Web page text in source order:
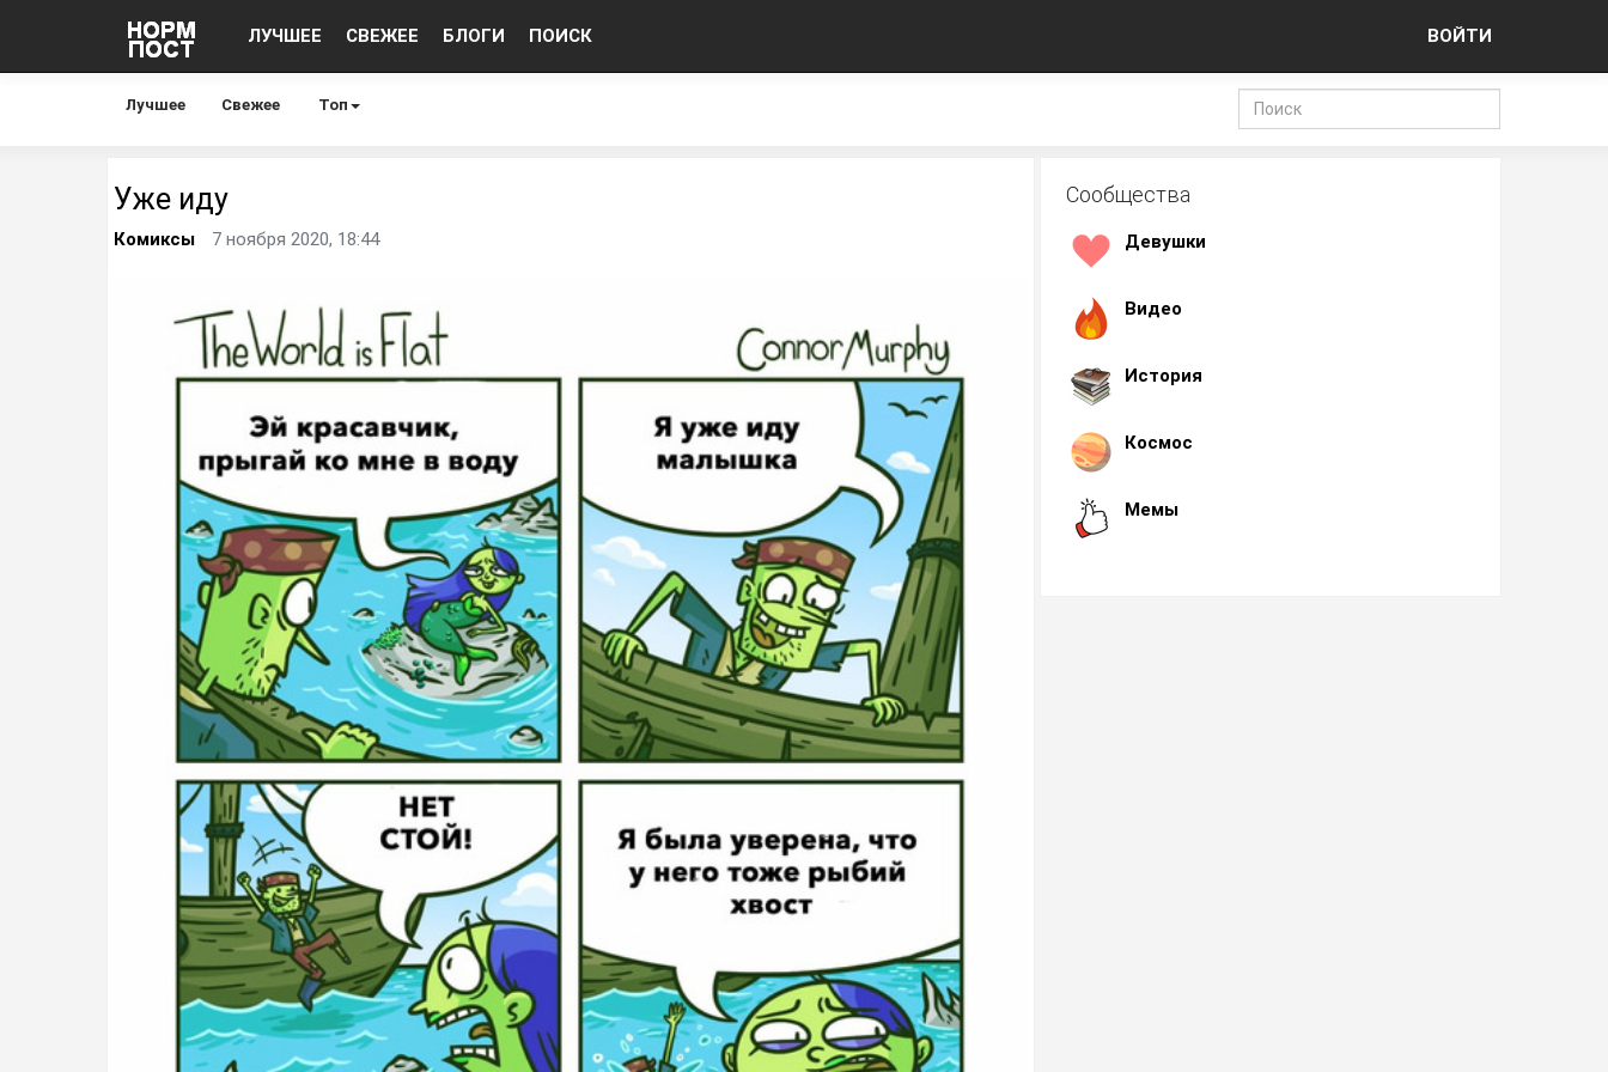
ЛУЧШЕЕ СВЕЖЕЕ БЛОГИ ПОИСК ВОЙТИ
Лучшее Свежее Топ
Уже иду
Комиксы 7 ноября 2020, 18:44
Сообщества
Девушки
Видео
История
Космос
Мемы